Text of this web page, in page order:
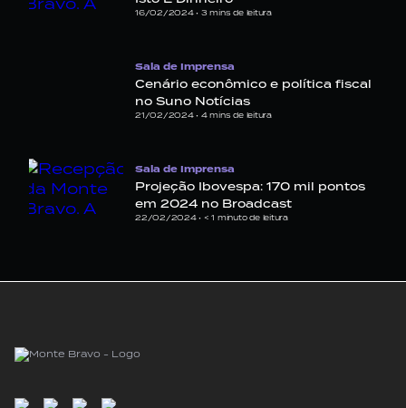
16/02/2024 • 3 mins de leitura
Sala de Imprensa
Cenário econômico e política fiscal
no Suno Notícias
21/02/2024 • 4 mins de leitura
Sala de Imprensa
Projeção Ibovespa: 170 mil pontos
em 2024 no Broadcast
22/02/2024 • < 1 minuto de leitura